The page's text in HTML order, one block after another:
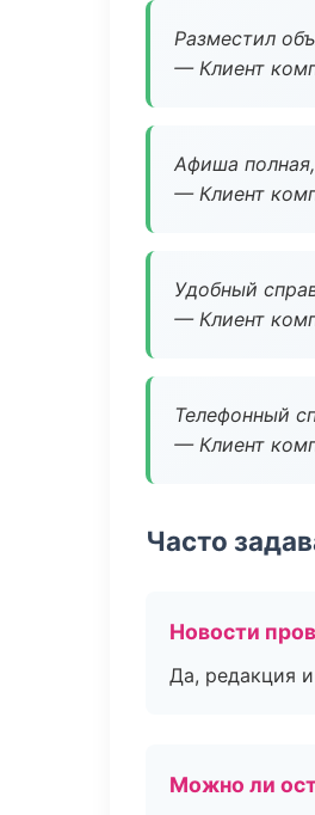
Разместил
— Клиент
Афиша
— Клиент
Удобный
— Клиент
Телефонный
— Клиент
Часто
Новости
Да, редакция
Можно ли